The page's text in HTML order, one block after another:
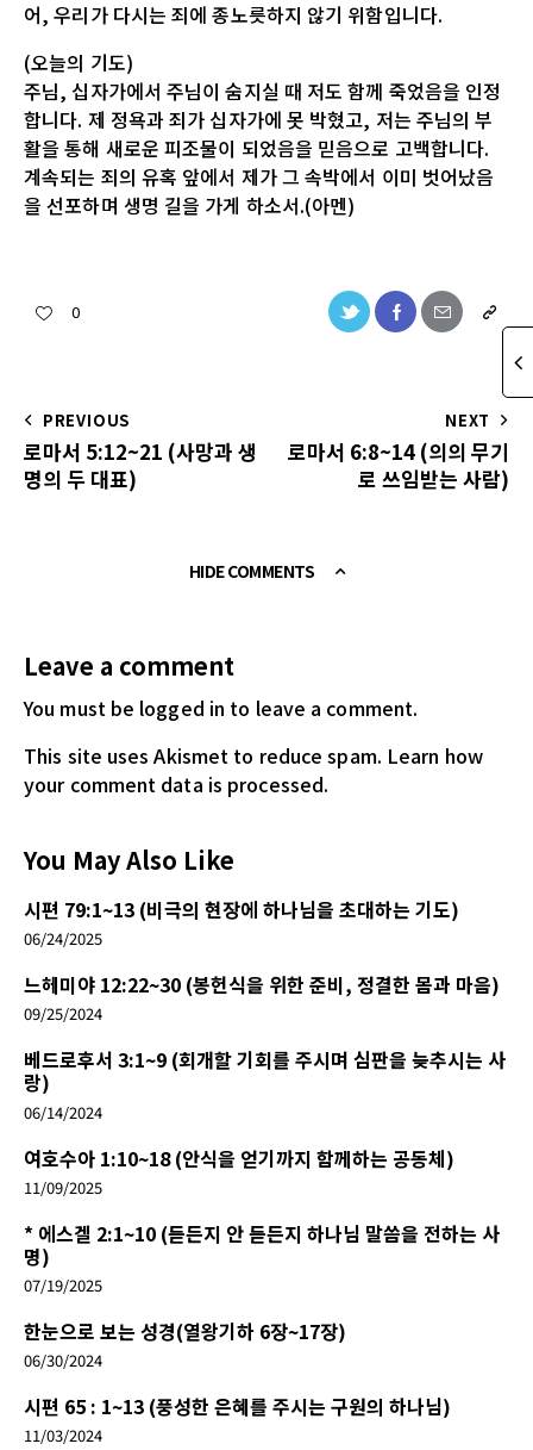
어, 우리가 다시는 죄에 종노릇하지 않기 위함입니다.
(오늘의 기도)
주님, 십자가에서 주님이 숨지실 때 저도 함께 죽었음을 인정
합니다. 제 정욕과 죄가 십자가에 못 박혔고, 저는 주님의 부
활을 통해 새로운 피조물이 되었음을 믿음으로 고백합니다.
계속되는 죄의 유혹 앞에서 제가 그 속박에서 이미 벗어났음
을 선포하며 생명 길을 가게 하소서.(아멘)
0
PREVIOUS
로마서 5:12~21 (사망과 생
명의 두 대표)
NEXT
로마서 6:8~14 (의의 무기
로 쓰임받는 사람)
HIDE COMMENTS
Leave a comment
You must be logged in to leave a comment.
This site uses Akismet to reduce spam. Learn how
your comment data is processed.
You May Also Like
시편 79:1~13 (비극의 현장에 하나님을 초대하는 기도)
06/24/2025
느헤미야 12:22~30 (봉헌식을 위한 준비, 정결한 몸과 마음)
09/25/2024
베드로후서 3:1~9 (회개할 기회를 주시며 심판을 늦추시는 사
랑)
06/14/2024
여호수아 1:10~18 (안식을 얻기까지 함께하는 공동체)
11/09/2025
* 에스겔 2:1~10 (듣든지 안 듣든지 하나님 말씀을 전하는 사
명)
07/19/2025
한눈으로 보는 성경(열왕기하 6장~17장)
06/30/2024
시편 65 : 1~13 (풍성한 은혜를 주시는 구원의 하나님)
11/03/2024